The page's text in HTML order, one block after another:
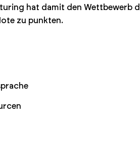
hat damit den Wettbewerb
zu punkten.